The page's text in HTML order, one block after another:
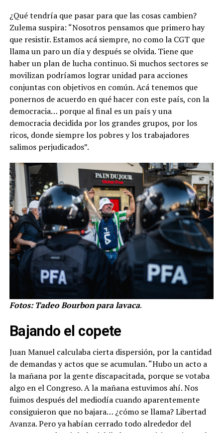
¿Qué tendría que pasar para que las cosas cambien?
Zulema suspira: “Nosotros pensamos que primero hay
que resistir. Estamos acá siempre, no como la CGT que
llama un paro un día y después se olvida. Tiene que
haber un plan de lucha continuo. Si muchos sectores se
movilizan podríamos lograr unidad para acciones
conjuntas con objetivos en común. Acá tenemos que
ponernos de acuerdo en qué hacer con este país, con la
democracia… porque al final es un país y una
democracia decidida por los grandes grupos, por los
ricos, donde siempre los pobres y los trabajadores
salimos perjudicados”.
Fotos: Tadeo Bourbon para lavaca.
Bajando el copete
Juan Manuel calculaba cierta dispersión, por la cantidad
de demandas y actos que se acumulan. “Hubo un acto a
la mañana por la gente discapacitada, porque se votaba
algo en el Congreso. A la mañana estuvimos ahí. Nos
fuimos después del mediodía cuando aparentemente
consiguieron que no bajara… ¿cómo se llama? Libertad
Avanza. Pero ya habían cerrado todo alrededor del